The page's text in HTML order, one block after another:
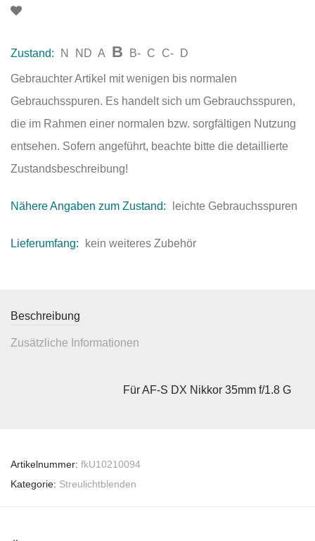
Zustand: N ND A B B- C C- D
Gebrauchter Artikel mit wenigen bis normalen
Gebrauchsspuren. Es handelt sich um Gebrauchsspuren,
die im Rahmen einer normalen bzw. sorgfältigen Nutzung
entsehen. Sofern angeführt, beachte bitte die detaillierte
Zustandsbeschreibung!
Nähere Angaben zum Zustand: leichte Gebrauchsspuren
Lieferumfang: kein weiteres Zubehör
Beschreibung
Zusätzliche Informationen
Für AF-S DX Nikkor 35mm f/1.8 G
Artikelnummer: fkU10210094
Kategorie: Streulichtblenden